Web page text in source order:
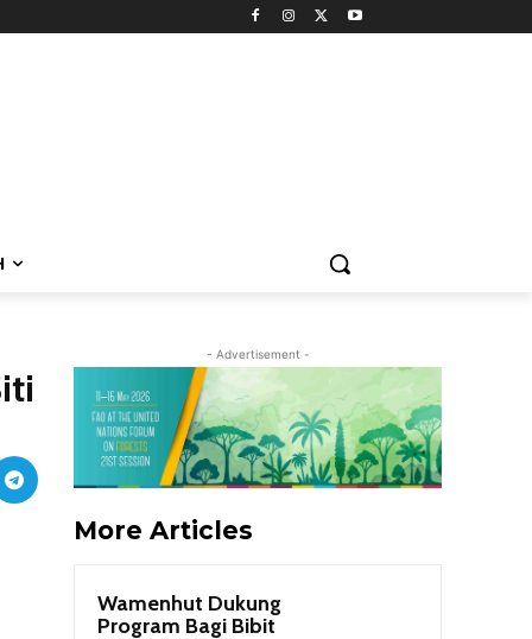
- Advertisement -
More Articles
Wamenhut Dukung
Program Bagi Bibit